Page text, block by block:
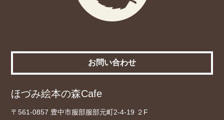
お問い合わせ
ほづみ絵本の森Cafe
〒561-0857 豊中市服部服部元町2-4-19 ２F